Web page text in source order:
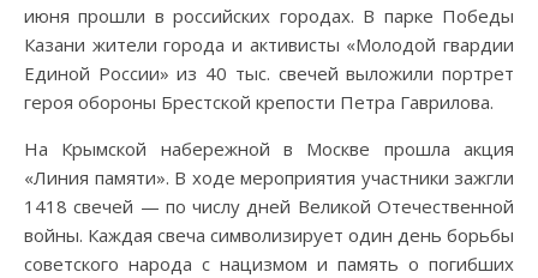
июня прошли в российских городах. В парке Победы
Казани жители города и активисты «Молодой гвардии
Единой России» из 40 тыс. свечей выложили портрет
героя обороны Брестской крепости Петра Гаврилова.
На Крымской набережной в Москве прошла акция
«Линия памяти». В ходе мероприятия участники зажгли
1418 свечей — по числу дней Великой Отечественной
войны. Каждая свеча символизирует один день борьбы
советского народа с нацизмом и память о погибших